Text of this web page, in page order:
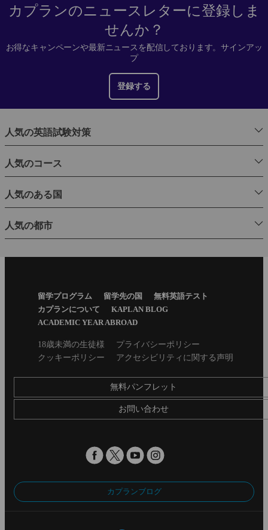
カプランのニュースレターに登録しま
せんか？
お得なキャンペーンや最新ニュースを配信しております。サインアッ
プ
登録する
人気の英語試験対策
人気のコース
人気のある国
人気の都市
留学プログラム 留学先の国
無料英語テスト
カプランについて
KAPLAN BLOG
ACADEMIC YEAR ABROAD
Secondary18歳未満の生徒様
プライバシーポリシー
クッキーポリシー
アクセシビリティに関する声明
無料パンフレット
お問い合わせ
カプランブログ